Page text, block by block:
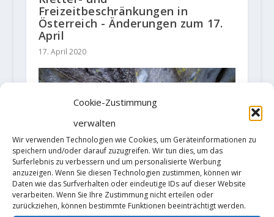
Cookie-Zustimmung
verwalten
Wir verwenden Technologien wie Cookies, um Geräteinformationen zu
speichern und/oder darauf zuzugreifen. Wir tun dies, um das
Surferlebnis zu verbessern und um personalisierte Werbung
anzuzeigen. Wenn Sie diesen Technologien zustimmen, können wir
Daten wie das Surfverhalten oder eindeutige IDs auf dieser Website
verarbeiten. Wenn Sie Ihre Zustimmung nicht erteilen oder
zurückziehen, können bestimmte Funktionen beeinträchtigt werden.
Freizeitbeschränkungen in
Österreich - Änderungen zum 17.
April
17. April 2020
Carlo Traversi holt sich die erste
Wiederholung von "Outer Limits"